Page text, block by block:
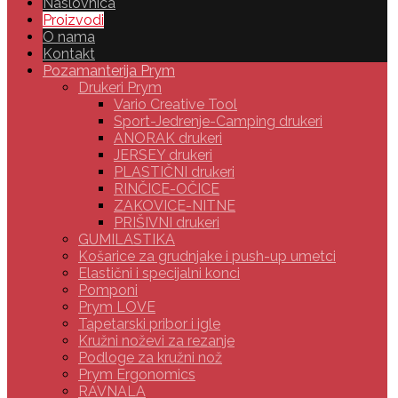
Proizvodi
O nama
Kontakt
Pozamanterija Prym
Drukeri Prym
Vario Creative Tool
Sport-Jedrenje-Camping drukeri
ANORAK drukeri
JERSEY drukeri
PLASTIČNI drukeri
RINČICE-OČICE
ZAKOVICE-NITNE
PRIŠIVNI drukeri
GUMILASTIKA
Košarice za grudnjake i push-up umetci
Elastični i specijalni konci
Pomponi
Prym LOVE
Tapetarski pribor i igle
Kružni noževi za rezanje
Podloge za kružni nož
Prym Ergonomics
RAVNALA